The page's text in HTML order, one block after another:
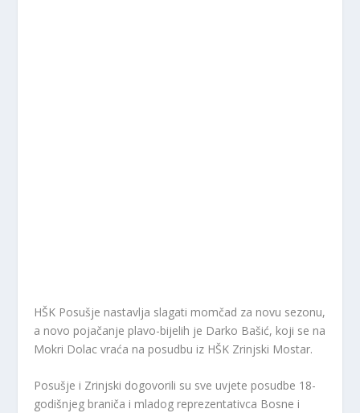
HŠK Posušje nastavlja slagati momčad za novu sezonu,
a novo pojačanje plavo-bijelih je Darko Bašić, koji se na
Mokri Dolac vraća na posudbu iz HŠK Zrinjski Mostar.
Posušje i Zrinjski dogovorili su sve uvjete posudbe 18-
godišnjeg braniča i mladog reprezentativca Bosne i